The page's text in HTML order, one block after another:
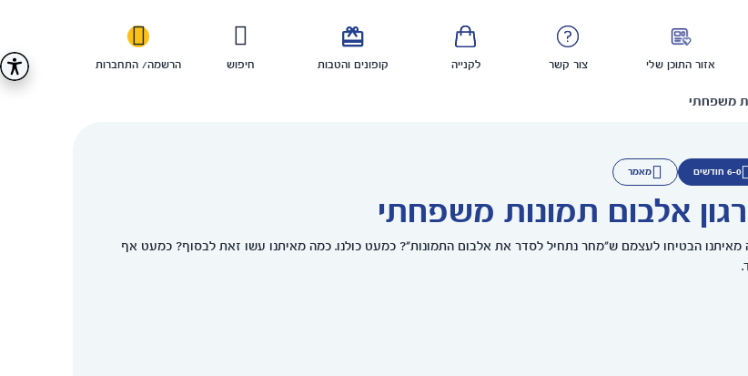
אזור התוכן שלי צור קשר לקנייה

קופונים והטבות חיפוש הרשמה/ התחברות
משפחתי
6-0 חודשים מאמר
אלבום תמונות משפחתי
מאיתנו הבטיחו לעצמם ש"מחר נתחיל לסדר את אלבום התמונות"? כמעט כולנו. כמה מאיתנו עשו זאת לבסוף? כמעט אף